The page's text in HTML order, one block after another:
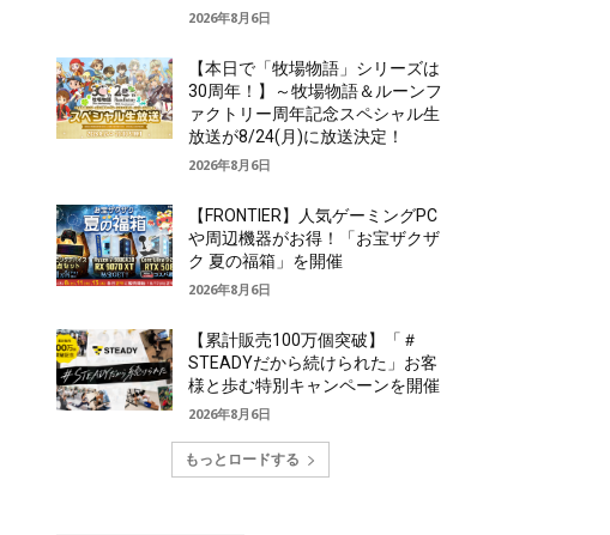
2026年8月6日
【本日で「牧場物語」シリーズは
30周年！】～牧場物語＆ルーンフ
ァクトリー周年記念スペシャル生
放送が8/24(月)に放送決定！
2026年8月6日
【FRONTIER】人気ゲーミングPC
や周辺機器がお得！「お宝ザクザ
ク 夏の福箱」を開催
2026年8月6日
【累計販売100万個突破】「＃
STEADYだから続けられた」お客
様と歩む特別キャンペーンを開催
2026年8月6日
もっとロードする